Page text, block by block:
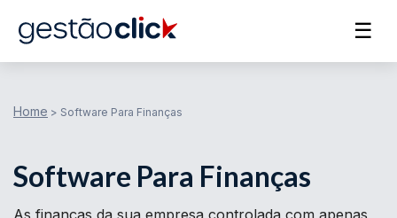
☰
Home > Software Para Finanças
Software Para Finanças
As finanças da sua empresa controlada com apenas